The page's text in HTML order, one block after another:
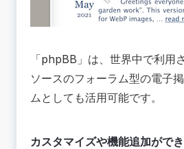
「phpBB 」は、世界中で利用
ソースのフォーラム型の電子
ムとしても活用可能です。
カスタマイズや機能追加がで